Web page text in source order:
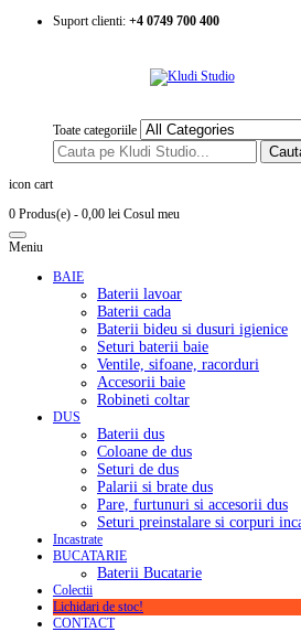
Suport clienti: +4 0749 700 400
Toate categoriile
icon cart
0 Produs(e) - 0,00 lei Cosul meu
Meniu
BAIE
Baterii lavoar
Baterii cada
Baterii bideu si dusuri igienice
Seturi baterii baie
Ventile, sifoane, racorduri
Accesorii baie
Robineti coltar
DUS
Baterii dus
Coloane de dus
Seturi de dus
Palarii si brate dus
Pare, furtunuri si accesorii dus
Seturi preinstalare si corpuri
Incastrate
BUCATARIE
Baterii Bucatarie
Colectii
Lichidari de stoc!
CONTACT